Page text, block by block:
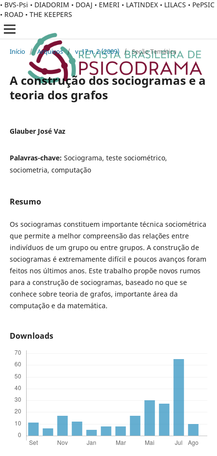
• BVS-Psi • DIADORIM • DOAJ • EMERI • LATINDEX • LILACS • PePSIC
• ROAD • THE KEEPERS
Início / Arquivos / v. 17 n. 2 (2009) / Seção Temática
A construção dos sociogramas e a
teoria dos grafos
Glauber José Vaz
Palavras-chave: Sociograma, teste sociométrico,
sociometria, computação
Resumo
Os sociogramas constituem importante técnica sociométrica
que permite a melhor compreensão das relações entre
indivíduos de um grupo ou entre grupos. A construção de
sociogramas é extremamente difícil e poucos avanços foram
feitos nos últimos anos. Este trabalho propõe novos rumos
para a construção de sociogramas, baseado no que se
conhece sobre teoria de grafos, importante área da
computação e da matemática.
Downloads